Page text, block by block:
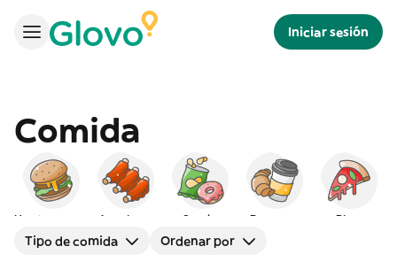
Iniciar sesión
Comida
Americana Snacks Desayuno Pizza
Tipo de comida Ordenar por